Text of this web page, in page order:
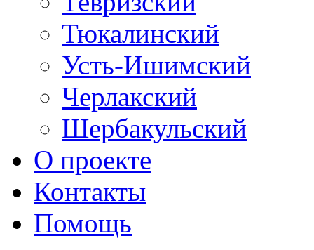
Тюкалинский
Усть-Ишимский
Черлакский
Шербакульский
О проекте
Контакты
Помощь